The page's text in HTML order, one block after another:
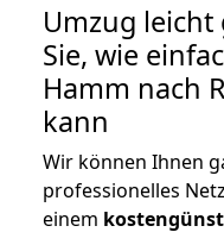
Umzug leicht
Sie, wie
Hamm nach
kann
Wir können Ihnen
professionelles
einem